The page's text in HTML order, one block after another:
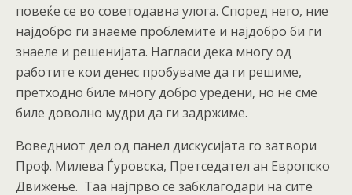
повеќе се во советодавна улога. Според него, ние
најдобро ги знаеме проблемите и најдобро би ги
знаеле и решенијата. Нагласи дека многу од
работите кои денес пробуваме да ги решиме,
претходно биле многу добро уредени, но не сме
биле доволно мудри да ги задржиме.
Воведниот дел од панел дискусијата го затвори
Проф. Милева Ѓуровска, Претседател ан Европско
Движење. Таа најпрво се забклагодари на сите